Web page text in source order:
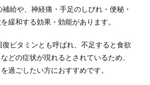
給や、神経痛・手足のしびれ・便秘・
緩和する効果・効能があります。
復ビタミンとも呼ばれ、不足すると食欲
どの症状が現れるとされているため、
過ごしたい方におすすめです。